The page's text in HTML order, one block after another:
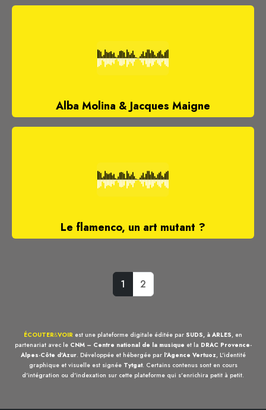
Alba Molina & Jacques Maigne
Le flamenco, un art mutant ?
1 2
ÉCOUTER&VOIR est une plateforme digitale éditée par SUDS, à ARLES, en
partenariat avec le CNM – Centre national de la musique et la DRAC Provence-
Alpes-Côte d'Azur. Développée et hébergée par l'Agence Vertuoz, L'identité
graphique et visuelle est signée Tytgat. Certains contenus sont en cours
d'intégration ou d'indexation sur cette plateforme qui s'enrichira petit à petit.